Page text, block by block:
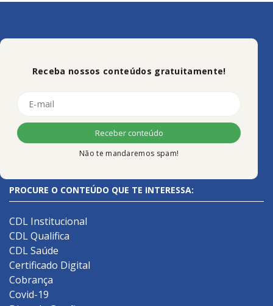
Receba nossos conteúdos gratuitamente!
Não te mandaremos spam!
PROCURE O CONTEÚDO QUE TE INTERESSA:
CDL Institucional
CDL Qualifica
CDL Saúde
Certificado Digital
Cobrança
Covid-19